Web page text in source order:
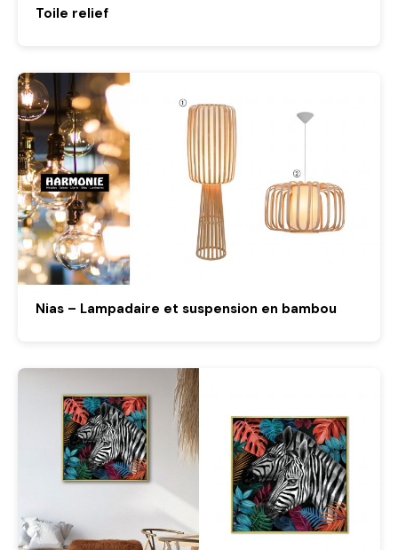
Toile relief
Nias – Lampadaire et suspension en bambou